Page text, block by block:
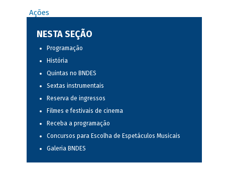
Ações
NESTA SEÇÃO
Programação
História
Quintas no BNDES
Sextas instrumentais
Reserva de ingressos
Filmes e festivais de cinema
Receba a programação
Concursos para Escolha de Espetáculos Musicais
Galeria BNDES